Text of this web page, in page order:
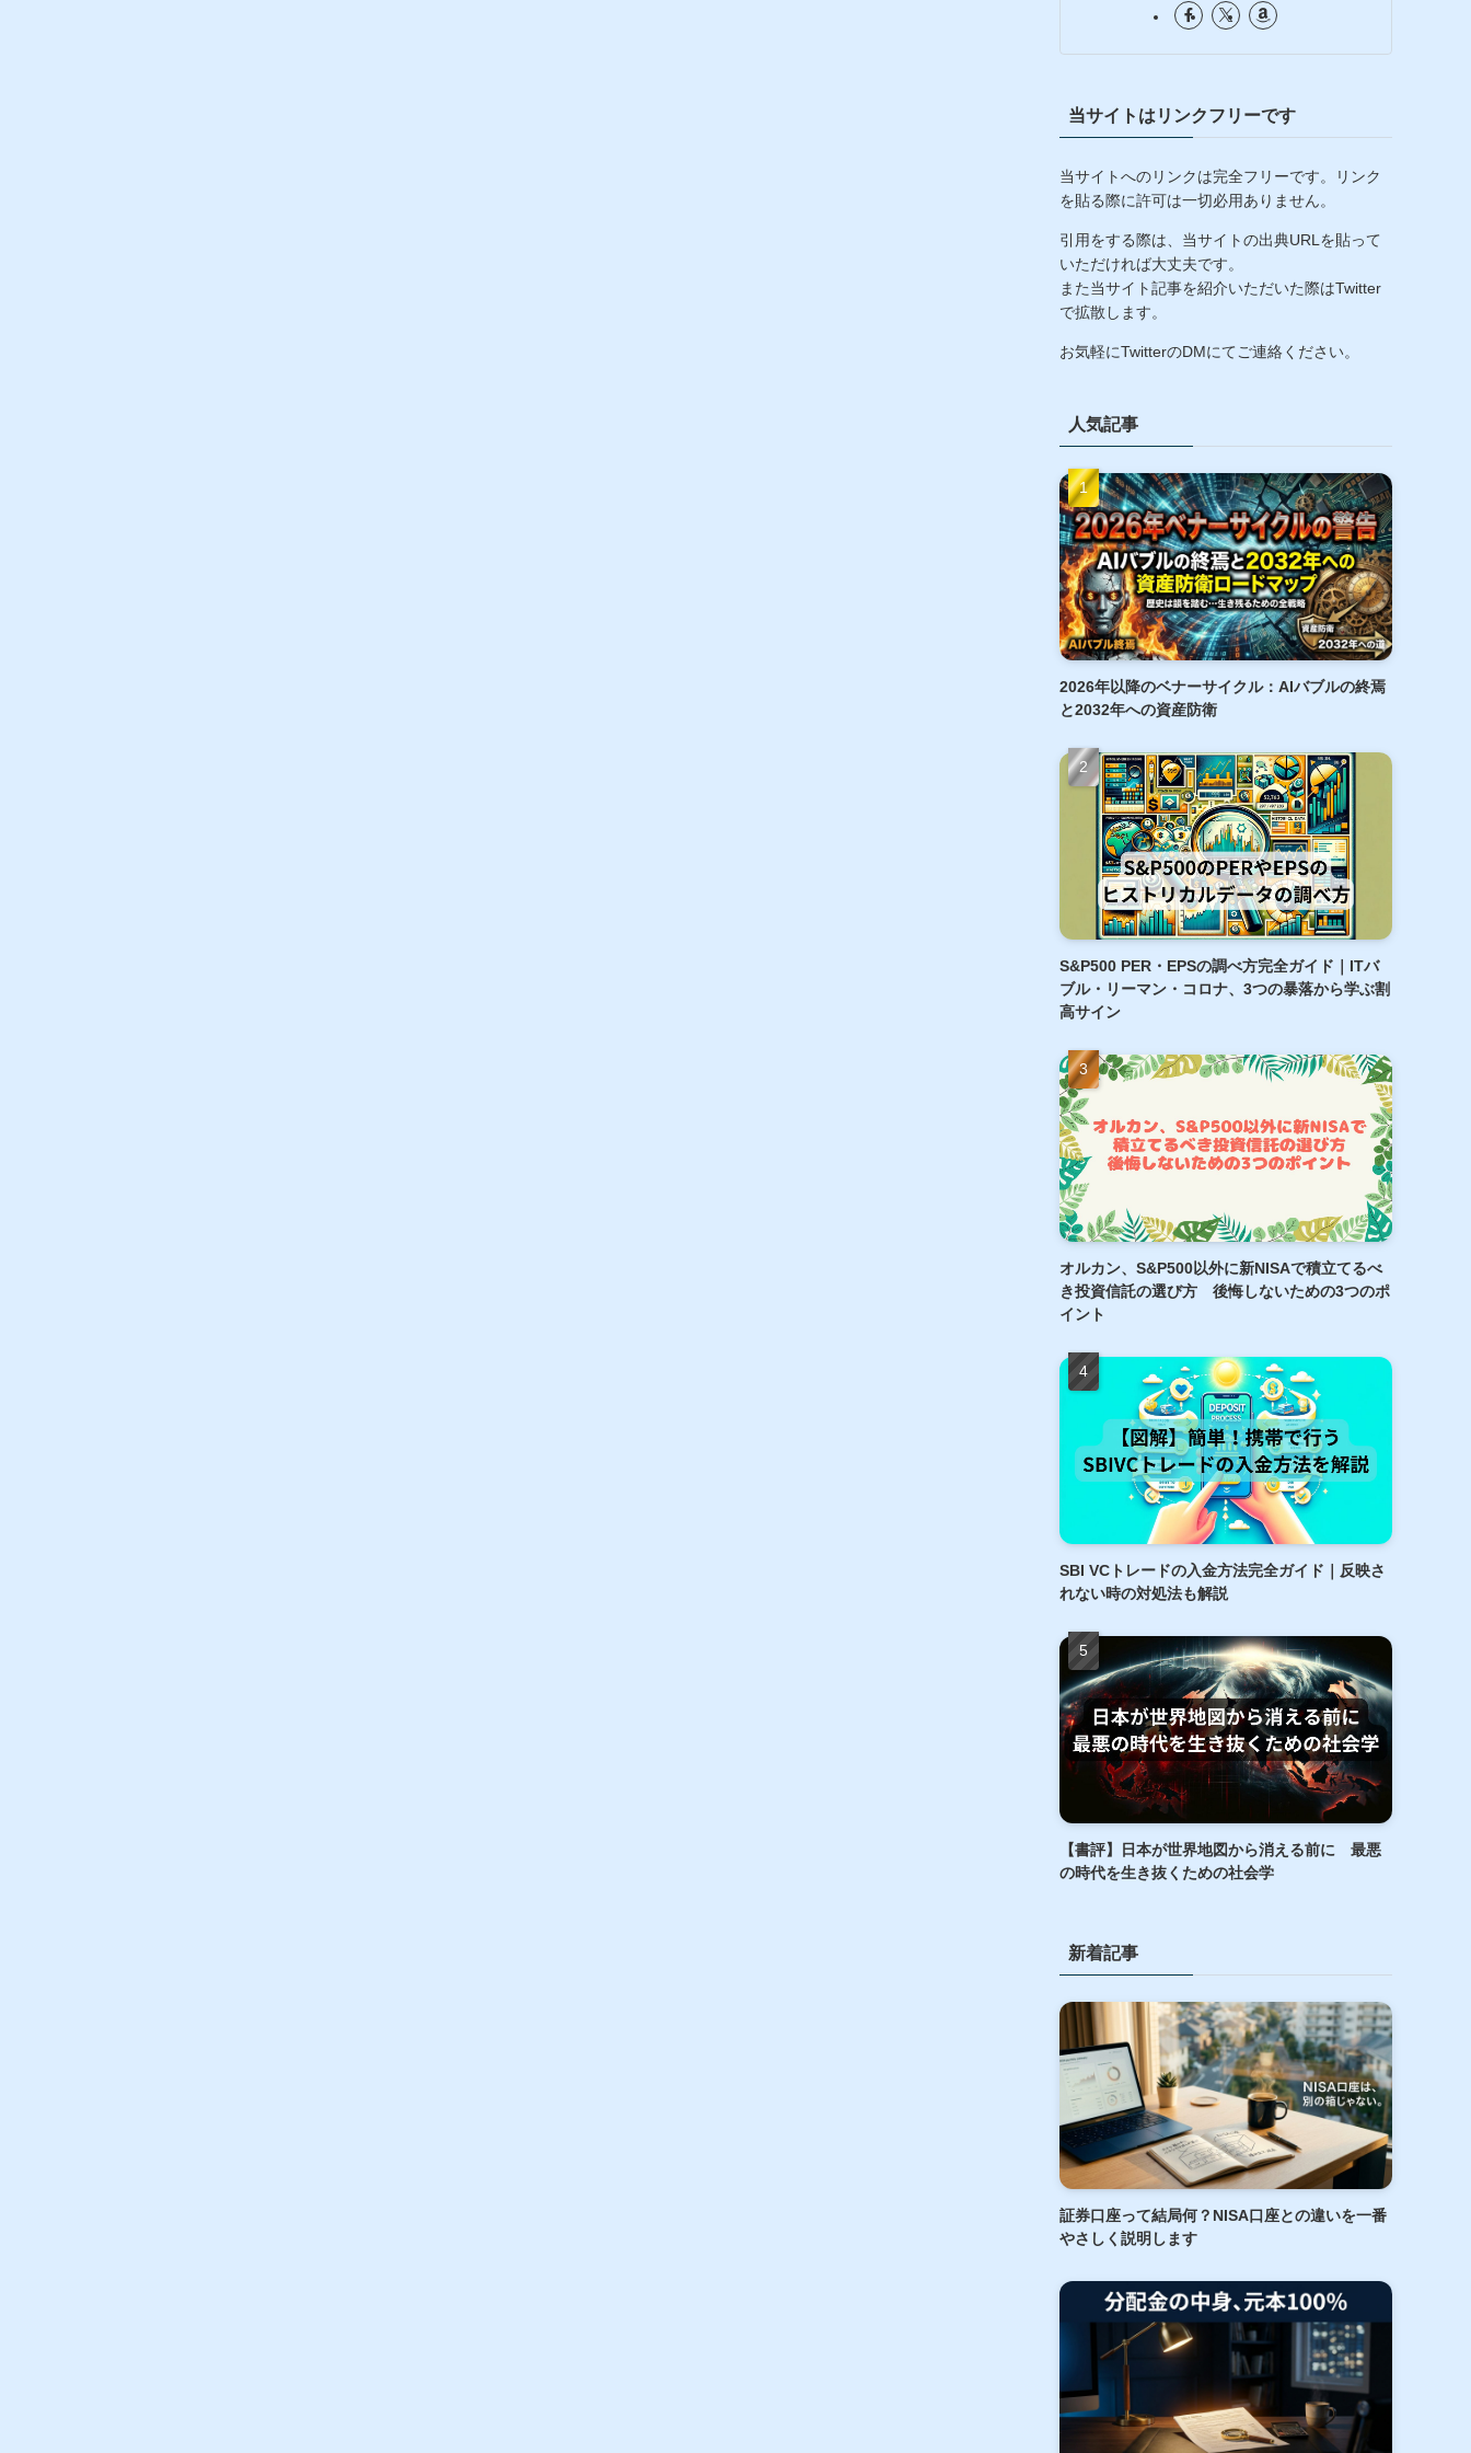
当サイトはリンクフリーです
当サイトへのリンクは完全フリーです。リンク
を貼る際に許可は一切必用ありません。
引用をする際は、当サイトの出典URLを貼って
いただければ大丈夫です。
また当サイト記事を紹介いただいた際はTwitter
で拡散します。
お気軽にTwitterのDMにてご連絡ください。
人気記事
2026年以降のベナーサイクル：AIバブルの終焉
と2032年への資産防衛
S&P500 PER・EPSの調べ方完全ガイド｜ITバ
ブル・リーマン・コロナ、3つの暴落から学ぶ割
高サイン
オルカン、S&P500以外に新NISAで積立てるべ
き投資信託の選び方 後悔しないための3つのポ
イント
SBI VCトレードの入金方法完全ガイド｜反映さ
れない時の対処法も解説
【書評】日本が世界地図から消える前に 最悪
の時代を生き抜くための社会学
新着記事
証券口座って結局何？NISA口座との違いを一番
やさしく説明します